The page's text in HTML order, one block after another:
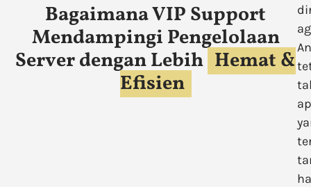
Bagaimana VIP Support
Mendampingi Pengelolaan
Server dengan Lebih Hemat &
Efisien